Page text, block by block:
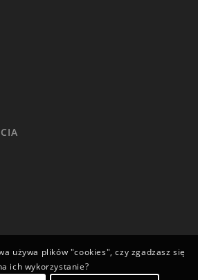
używa plików "cookies", czy zgadzasz się
ich wykorzystanie?